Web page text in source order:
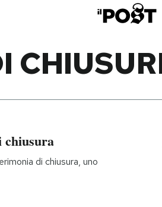
chiusura
di chiusura, uno